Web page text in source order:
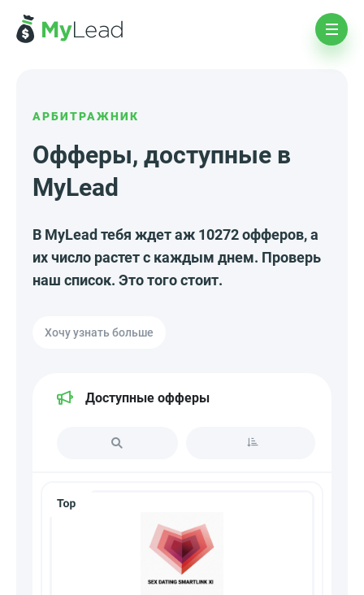
АРБИТРАЖНИК
Офферы, доступные в
MyLead
В MyLead тебя ждет аж 10272 офферов, а
их число растет с каждым днем. Проверь
наш список. Это того стоит.
Хочу узнать больше
Доступные офферы